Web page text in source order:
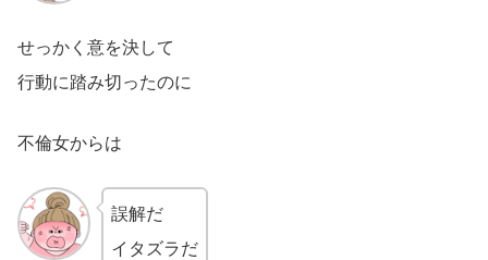
せっかく意を決して
行動に踏み切ったのに
不倫女からは
誤解だ
イタズラだ